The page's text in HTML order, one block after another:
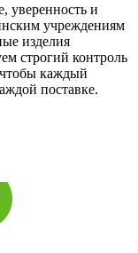
уверенность и
учреждениям
изделия
строгий контроль
каждый
поставке.